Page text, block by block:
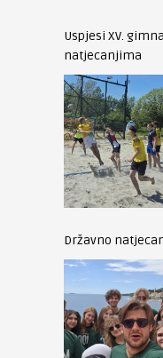
Uspjesi XV.
natjecanjima
Državno